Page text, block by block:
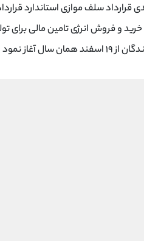
قرارداد سلف موازی استاندارد
و فروش انرژی تامین مالی برای
آغاز نمود